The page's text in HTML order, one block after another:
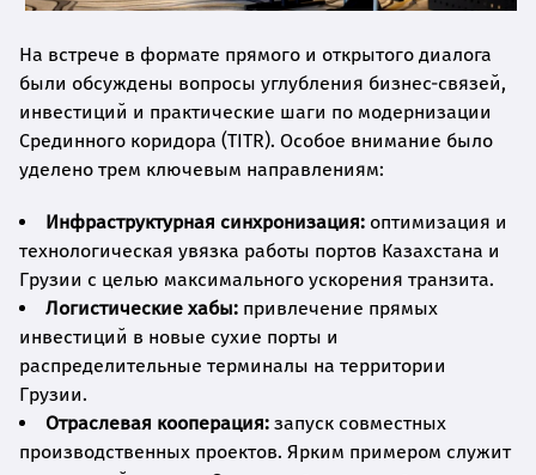
На встрече в формате прямого и открытого диалога
были обсуждены вопросы углубления бизнес-связей,
инвестиций и практические шаги по модернизации
Срединного коридора (TITR). Особое внимание было
уделено трем ключевым направлениям:
Инфраструктурная синхронизация: оптимизация и
технологическая увязка работы портов Казахстана и
Грузии с целью максимального ускорения транзита.
Логистические хабы: привлечение прямых
инвестиций в новые сухие порты и
распределительные терминалы на территории
Грузии.
Отраслевая кооперация: запуск совместных
производственных проектов. Ярким примером служит